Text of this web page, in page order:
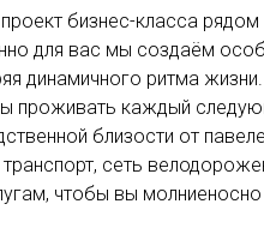
бизнес-класса
для вас мы создаём
динамичного ритма
проживать каждый
близости от
сеть
чтобы вы молниеносно